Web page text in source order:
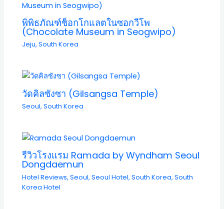
พิพิธภัณฑ์ช็อกโกแลตในซอกวีโพ
(Chocolate Museum in Seogwipo)
Jeju,South Korea
วัดคิลซังซา (Gilsangsa Temple)
Seoul,South Korea
รีวิวโรงแรม Ramada by Wyndham Seoul
Dongdaemun
Hotel Reviews,Seoul,Seoul Hotel,South Korea,South
Korea Hotel